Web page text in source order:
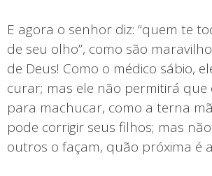
E agora o senhor diz: “quem te
de seu olho”, como são
de Deus! Como o médico sábio,
curar; mas ele não permitirá
para machucar, como a terna
pode corrigir seus filhos; mas
outros o façam, quão próxima é